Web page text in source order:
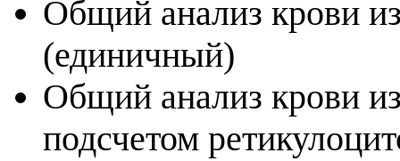
Общий анализ крови
(единичный)
Общий анализ крови
подсчетом